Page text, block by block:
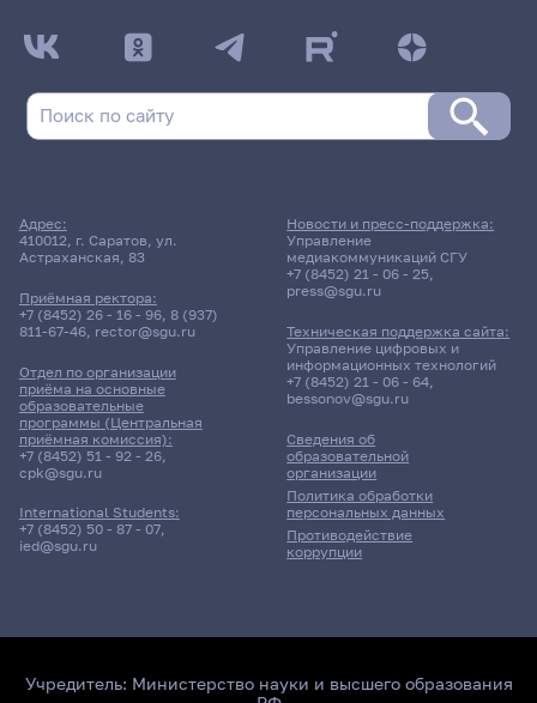
Адрес:
410012, г. Саратов, ул.
Астраханская, 83
Приёмная ректора:
+7 (8452) 26 - 16 - 96, 8 (937)
811-67-46, rector@sgu.ru
Отдел по организации
приёма на основные
образовательные
программы (Центральная
приёмная комиссия):
+7 (8452) 51 - 92 - 26,
cpk@sgu.ru
International Students:
+7 (8452) 50 - 87 - 07,
ied@sgu.ru
Сведения об
образовательной
организации
Политика обработки
персональных данных
Противодействие
коррупции
Новости и пресс-поддержка:
Управление
медиакоммуникаций СГУ
+7 (8452) 21 - 06 - 25,
press@sgu.ru
Техническая поддержка сайта:
Управление цифровых и
информационных технологий
+7 (8452) 21 - 06 - 64,
bessonov@sgu.ru
Учредитель: Министерство науки и высшего образования